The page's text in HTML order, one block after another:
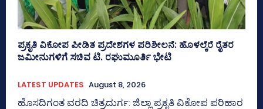
ಪ್ರಕೃತಿ ವಿಕೋಪ ಪೀಡಿತ ಪ್ರದೇಶಗಳ ಪರಿಶೀಲನೆ: ಹೊಳಲ್ಕೆರೆ ರೈತರ
ಜಮೀನುಗಳಿಗೆ ಸಚಿವ ಟಿ. ರಘುಮೂರ್ತಿ ಭೇಟಿ
LATEST UPDATES August 8, 2026
ಹೊಸದಿಗಂತ ವರದಿ ಚಿತ್ರದುರ್ಗ: ಜಿಲ್ಲಾ ಪ್ರಕೃತಿ ವಿಕೋಪ ಪರಿಹಾರ